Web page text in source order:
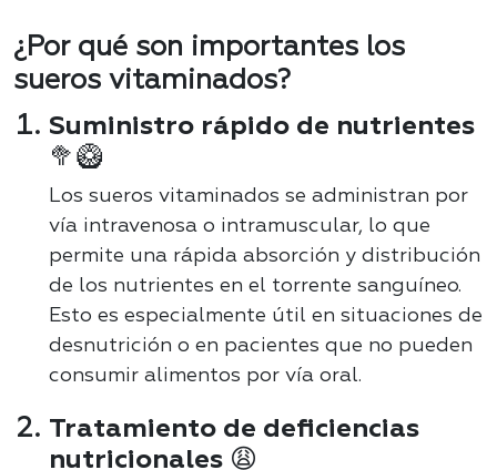
¿Por qué son importantes los
sueros vitaminados?
Suministro rápido de nutrientes
🥦🥝
Los sueros vitaminados se administran por
vía intravenosa o intramuscular, lo que
permite una rápida absorción y distribución
de los nutrientes en el torrente sanguíneo.
Esto es especialmente útil en situaciones de
desnutrición o en pacientes que no pueden
consumir alimentos por vía oral.
Tratamiento de deficiencias
nutricionales 😩